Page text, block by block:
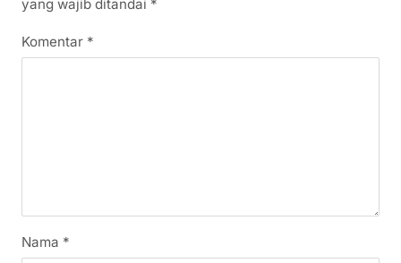
yang wajib ditandai *
Komentar *
Nama *